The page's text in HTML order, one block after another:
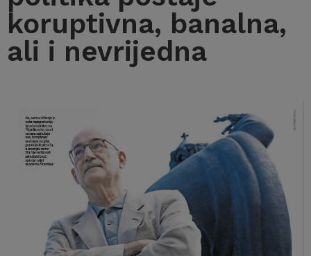
koruptivna, banalna,
ali i nevrijedna